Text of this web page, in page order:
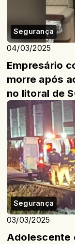
Segurança
04/03/2025
Empresário
morre após
no litoral de
Segurança
03/03/2025
Adolescente